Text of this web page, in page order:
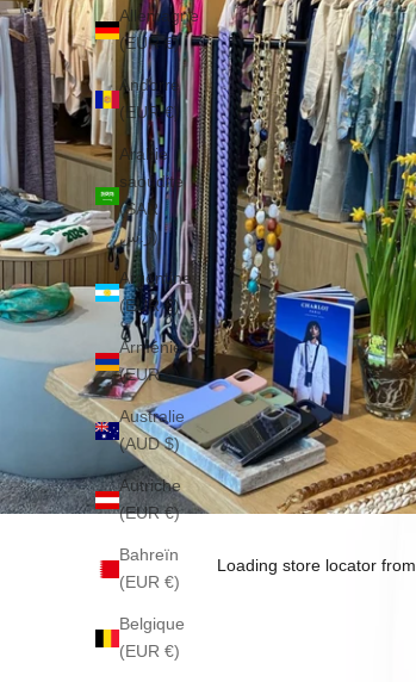
Allemagne
(EUR €)
Andorre
(EUR €)
Arabie
saoudite
(SAR
ر.س)
Argentine
(EUR €)
Arménie
(EUR €)
Australie
(AUD $)
Autriche
(EUR €)
Bahreïn
(EUR €)
Belgique
(EUR €)
Loading store locator from